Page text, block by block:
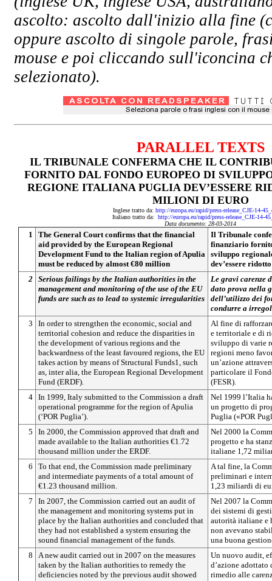
ascolto: ascolto dall'inizio alla fine
oppure ascolto di singole parole,
mouse e poi cliccando sull'iconcina
selezionato).
PARALLEL TEXTS
IL TRIBUNALE CONFERMA CHE IL
FORNITO DAL FONDO EUROPEO DI
REGIONE ITALIANA PUGLIA DEV’ESSERE
MILIONI DI EURO
Inglese tratto da: http://europa.eu/rapid/press-release_CJE-14-
Italiano tratto da: http://europa.eu/rapid/press-release_CJE-14-
Data documento: 28-03-2014
1
The General Court confirms that the financial
aid provided by the European Regional
Development Fund to the Italian region of Apulia
must be reduced by almost €80 million
Il Tribunale
finanziario
sviluppo
dev’essere
2 Serious failings by the Italian authorities in the
management and monitoring of the use of the EU
funds are such as to lead to systemic irregularities
Le gravi carenze
dato prova nella
dell’utilizzo dei
condurre a
3
In order to strengthen the economic, social and
territorial cohesion and reduce the disparities in
the development of various regions and the
backwardness of the least favoured regions, the EU
takes action by means of Structural Funds1, such
as, inter alia, the European Regional Development
Fund (ERDF).
Al fine di
e territoriale e di
sviluppo di varie
regioni meno
un’azione
particolare il
(FESR).
4 In 1999, Italy submitted to the Commission a draft
operational programme for the region of Apulia
(‘POR Puglia’).
Nel 1999 l’Italia
un progetto di
Puglia («POR
5
In 2000, the Commission approved that draft and
made available to the Italian authorities €1.72
thousand million under the ERDF.
Nel 2000 la
progetto e ha
italiane 1,72
6
To that end, the Commission made preliminary
and intermediate payments of a total amount of
€1.23 thousand million.
A tal fine, la
preliminari e
1,23 miliardi di
7
In 2007, the Commission carried out an audit of
the management and monitoring systems put in
place by the Italian authorities and concluded that
they had not established a system ensuring the
sound financial management of the funds.
Nel 2007 la
dei sistemi di
autorità italiane e
non avevano
una buona
8
A new audit carried out in 2007 on the measures
taken by the Italian authorities to remedy the
deficiencies noted by the previous audit showed
Un nuovo audit,
d’azione
rimedio alle